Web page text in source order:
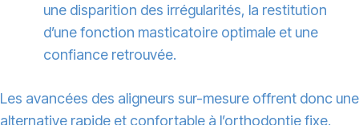
une disparition des irrégularités, la restitution
d’une fonction masticatoire optimale et une
confiance retrouvée.
Les avancées des aligneurs sur-mesure offrent donc une
alternative rapide et confortable à l’orthodontie fixe,